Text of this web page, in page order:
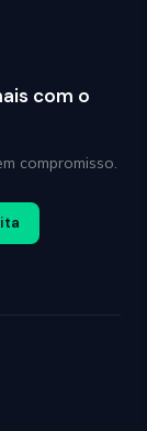
com o
compromisso.